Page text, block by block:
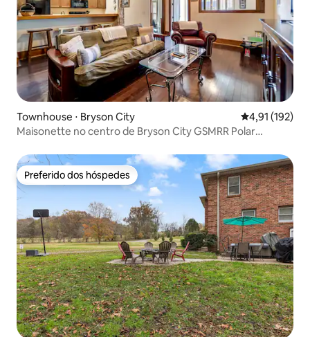
Townhouse ⋅ Bryson City 4,91 de uma
4,91 (192)
Maisonette no centro de Bryson City GSMRR Polar
Preferido dos hóspedes
Preferido dos hóspedes